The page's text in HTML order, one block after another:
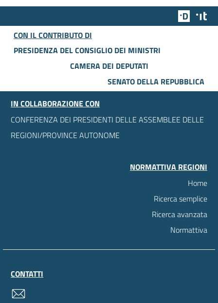
Team
CON IL CONTRIBUTO DI
PRESIDENZA DEL CONSIGLIO DEI MINISTRI
CAMERA DEI DEPUTATI
SENATO DELLA REPUBBLICA
IN COLLABORAZIONE CON
CONFERENZA DEI PRESIDENTI DELLE ASSEMBLEE DELLE
REGIONI/PROVINCE AUTONOME
NORMATTIVA REGIONI
Home
Ricerca semplice
Ricerca avanzata
Normattiva
CONTATTI